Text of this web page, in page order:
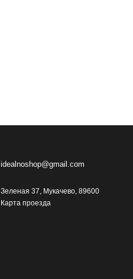
idealnoshop@gmail.com
Зеленая 37, Мукачево, 89600
Карта проезда